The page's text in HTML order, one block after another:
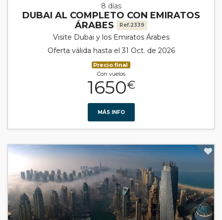
8 días
DUBAI AL COMPLETO CON EMIRATOS
ÁRABES
Ref.2339
Visite Dubai y los Emiratos Árabes
Oferta válida hasta el 31 Oct. de 2026
Precio final
Con vuelos
1650€
MÁS INFO